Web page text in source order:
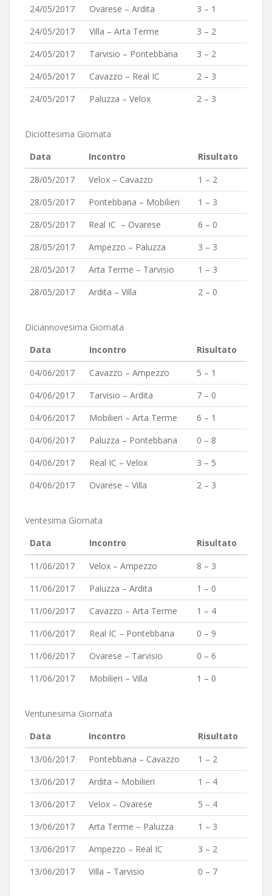
24/05/2017 Ovarese – Ardita
3 – 1
24/05/2017
Villa – Arta Terme
3 – 2
24/05/2017
Tarvisio – Pontebbana
3 – 2
24/05/2017
Cavazzo – Real IC
2 – 3
24/05/2017
Paluzza – Velox 2 – 3
Diciottesima Giornata
Data
Incontro
Risultato
28/05/2017
Velox – Cavazzo
1 – 2
28/05/2017
Pontebbana – Mobilieri
1 – 3
28/05/2017
Real IC – Ovarese
6 – 0
28/05/2017
Ampezzo – Paluzza
3 – 3
28/05/2017
Arta Terme – Tarvisio
1 – 3
28/05/2017
Ardita – Villa 2 – 0
Diciannovesima Giornata
Data
Incontro
Risultato
04/06/2017
Cavazzo – Ampezzo
5 – 1
04/06/2017
Tarvisio – Ardita
7 – 0
04/06/2017
Mobilieri – Arta Terme
6 – 1
04/06/2017
Paluzza – Pontebbana
0 – 8
04/06/2017
Real IC – Velox
3 – 5
04/06/2017
Ovarese – Villa 2 – 3
Ventesima Giornata
Data
Incontro
Risultato
11/06/2017
Velox – Ampezzo
8 – 3
11/06/2017
Paluzza – Ardita
1 – 0
11/06/2017
Cavazzo – Arta Terme
1 – 4
11/06/2017
Real IC – Pontebbana
0 – 9
11/06/2017
Ovarese – Tarvisio
0 – 6
11/06/2017
Mobilieri – Villa 1 – 0
Ventunesima Giornata
Data
Incontro
Risultato
13/06/2017
Pontebbana – Cavazzo
1 – 2
13/06/2017
Ardita – Mobilieri
1 – 4
13/06/2017
Velox – Ovarese
5 – 4
13/06/2017
Arta Terme – Paluzza
1 – 3
13/06/2017
Ampezzo – Real IC
3 – 2
13/06/2017
Villa – Tarvisio 0 – 7